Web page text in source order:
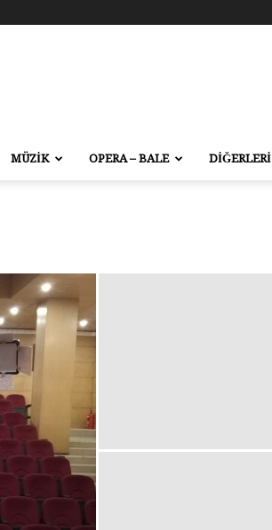
MÜZİK OPERA – BALE DİĞERLERİ